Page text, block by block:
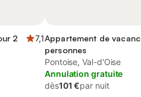
2
7,1Appartement de
personnes
Pontoise, Val-d'Oise
Annulation gratuite
dès101 €par nuit